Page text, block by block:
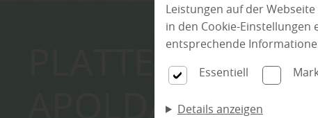
PLATTEN & OSB
APOLDA KAUFEN
Leistungen auf der
in den Cookie-
entsprechende
Essentiell
Details anzeigen